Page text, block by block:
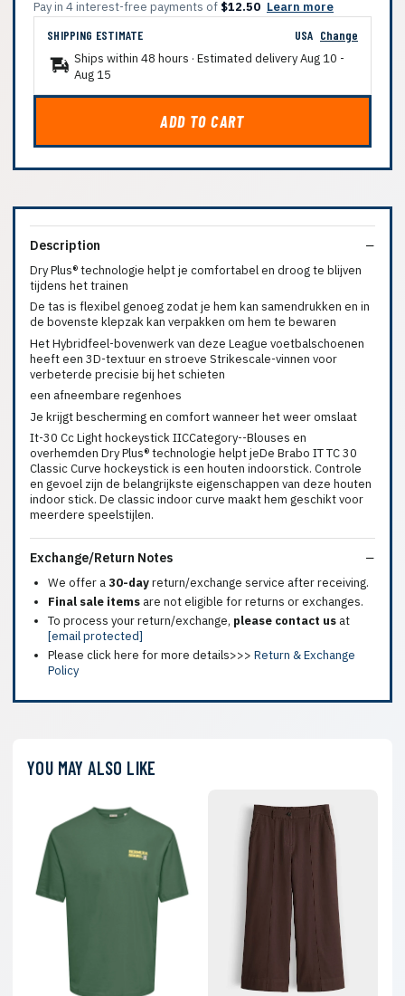
Pay in 4 interest-free payments of $12.50 Learn more
SHIPPING ESTIMATE
USA Change
Ships within 48 hours · Estimated deliveryAug 10 -
Aug 15
ADD TO CART
Description
Dry Plus® technologie helpt je comfortabel en droog te blijven
tijdens het trainen
De tas is flexibel genoeg zodat je hem kan samendrukken en in
de bovenste klepzak kan verpakken om hem te bewaren
Het Hybridfeel-bovenwerk van deze League voetbalschoenen
heeft een 3D-textuur en stroeve Strikescale-vinnen voor
verbeterde precisie bij het schieten
een afneembare regenhoes
Je krijgt bescherming en comfort wanneer het weer omslaat
It-30 Cc Light hockeystick IICCategory--Blouses en
overhemden Dry Plus® technologie helpt jeDe Brabo IT TC 30
Classic Curve hockeystick is een houten indoorstick. Controle
en gevoel zijn de belangrijkste eigenschappen van deze houten
indoor stick. De classic indoor curve maakt hem geschikt voor
meerdere speelstijlen.
Exchange/Return Notes
We offer a30-dayreturn/exchange service after receiving.
Final sale items are not eligible for returns or exchanges.
To process your return/exchange, please contact us at
[email protected]
Please click here for more details>>> Return & Exchange
Policy
YOU MAY ALSO LIKE